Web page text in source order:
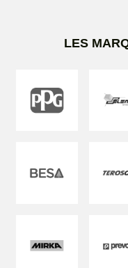
LES